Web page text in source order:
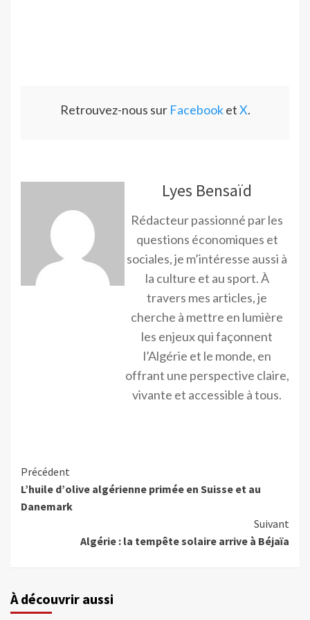
Retrouvez-nous sur FacebooketX.
Lyes Bensaïd
Rédacteur passionné par les
questions économiques et
sociales, je m’intéresse aussi à
la culture et au sport. À
travers mes articles, je
cherche à mettre en lumière
les enjeux qui façonnent
l’Algérie et le monde, en
offrant une perspective claire,
vivante et accessible à tous.
Précédent
L’huile d’olive algérienne primée en Suisse et au
Danemark
Suivant
Algérie : la tempête solaire arrive à Béjaïa
À découvrir aussi